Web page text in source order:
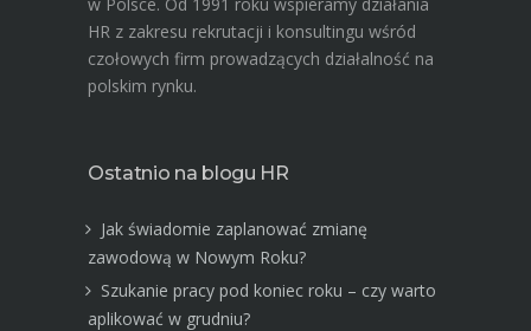
HR z zakresu rekrutacji i konsultingu wśród
czołowych firm prowadzących działalność na
polskim rynku.
Ostatnio na blogu HR
Jak świadomie zaplanować zmianę
zawodową w Nowym Roku?
Szukanie pracy pod koniec roku – czy warto
aplikować w grudniu?